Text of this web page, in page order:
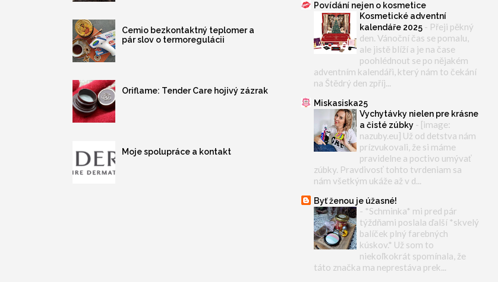
Cemio bezkontaktný teplomer a
pár slov o termoregulácii
Oriflame: Tender Care hojivý zázrak
Moje spolupráce a kontakt
Povídání nejen o kosmetice
Kosmetické adventní
kalendáře 2025 - Přeji pěkný
den. Vánoční čas se pomalu,
ale jistě blíží a je na čase
poohlédnout se po nějakém
adventním kalendáři, který nám to čekání
na Štědrý den zpříj...
Miskasiska25
Vychytávky nielen pre krásne
a čisté zúbky - [image:
nazuby.eu] Už od detstva nám
prízvukovali, že si máme
pravidelne a poctivo umývať
zúbky. Pravdivosť tohto tvrdeniam sa
nám všetkým ukáže až v d...
Byť ženou je úžasné!
- *Schminka* mi pred pár
týždňami poslala ďalší *skvelý
balíček plný farebných
kúskov.* Už som to
niekoľkokrát spomínala, že
táto značka ma neprestáva prek...